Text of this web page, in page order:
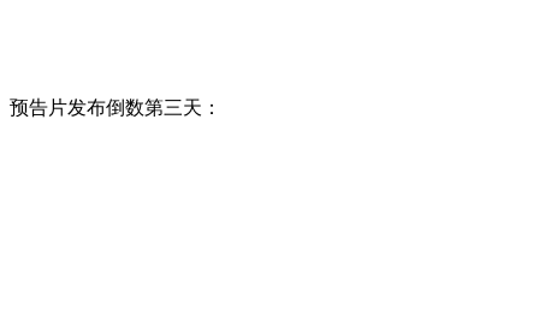
预告片发布倒数第三天：